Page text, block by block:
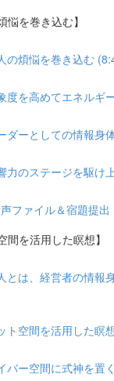
を巻き込む】
煩悩を巻き込む
を高めてエネルギ
ーとしての情報身
のステージを駆け
ファイル＆宿題提出
を活用した瞑想】
は、経営者の情報
空間を活用した瞑
ー空間に式神を置